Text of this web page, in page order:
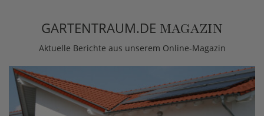
GARTENTRAUM.DE MAGAZIN
Aktuelle Berichte aus unserem Online-Magazin